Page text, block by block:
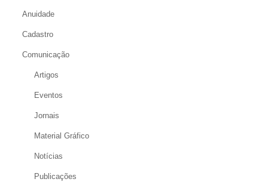
Anuidade
Cadastro
Comunicação
Artigos
Eventos
Jornais
Material Gráfico
Notícias
Publicações